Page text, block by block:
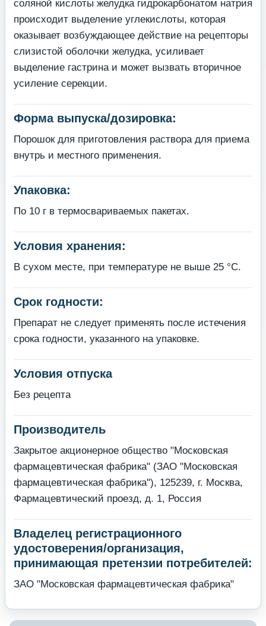
соляной кислоты желудка гидрокарбонатом натрия
происходит выделение углекислоты, которая
оказывает возбуждающее действие на рецепторы
слизистой оболочки желудка, усиливает
выделение гастрина и может вызвать вторичное
усиление серекции.
Форма выпуска/дозировка:
Порошок для приготовления раствора для приема
внутрь и местного применения.
Упаковка:
По 10 г в термосвариваемых пакетах.
Условия хранения:
В сухом месте, при температуре не выше 25 °С.
Срок годности:
Препарат не следует применять после истечения
срока годности, указанного на упаковке.
Условия отпуска
Без рецепта
Производитель
Закрытое акционерное общество "Московская
фармацевтическая фабрика" (ЗАО "Московская
фармацевтическая фабрика"), 125239, г. Москва,
Фармацевтический проезд, д. 1, Россия
Владелец регистрационного
удостоверения/организация,
принимающая претензии потребителей:
ЗАО "Московская фармацевтическая фабрика"